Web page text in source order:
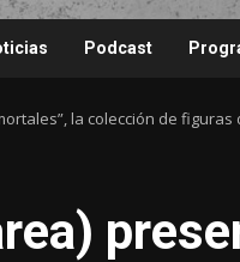
Podcast
la colección de